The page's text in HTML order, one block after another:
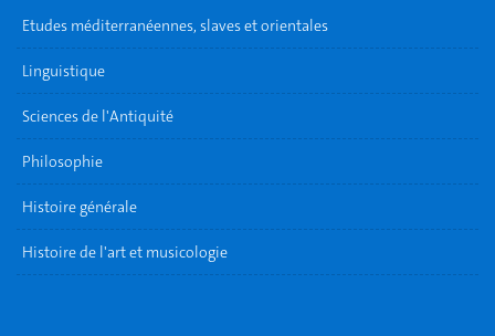
Etudes méditerranéennes, slaves et orientales
Linguistique
Sciences de l'Antiquité
Philosophie
Histoire générale
Histoire de l'art et musicologie